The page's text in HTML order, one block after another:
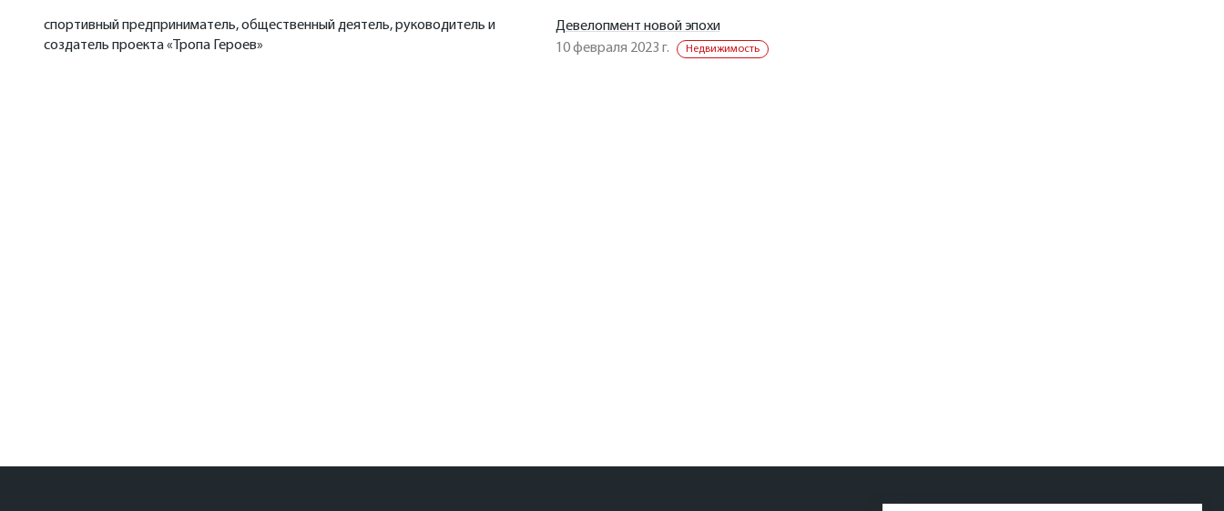
спортивный предприниматель, общественный деятель, руководитель и
создатель проекта «Тропа Героев»
Девелопмент новой эпохи
10 февраля 2023 г.
Недвижимость